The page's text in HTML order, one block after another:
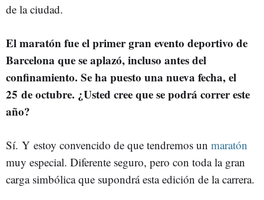
de la ciudad.
El maratón fue el primer gran evento deportivo de
Barcelona que se aplazó, incluso antes del
confinamiento. Se ha puesto una nueva fecha, el
25 de octubre. ¿Usted cree que se podrá correr este
año?
Sí. Y estoy convencido de que tendremos un maratón
muy especial. Diferente seguro, pero con toda la gran
carga simbólica que supondrá esta edición de la carrera.